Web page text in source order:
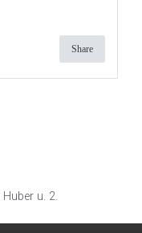
Share
u. 2.